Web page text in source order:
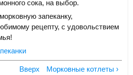
сока, на выбор.
запеканку,
рецепту, с удовольствием
Вверх Морковные котлеты ›